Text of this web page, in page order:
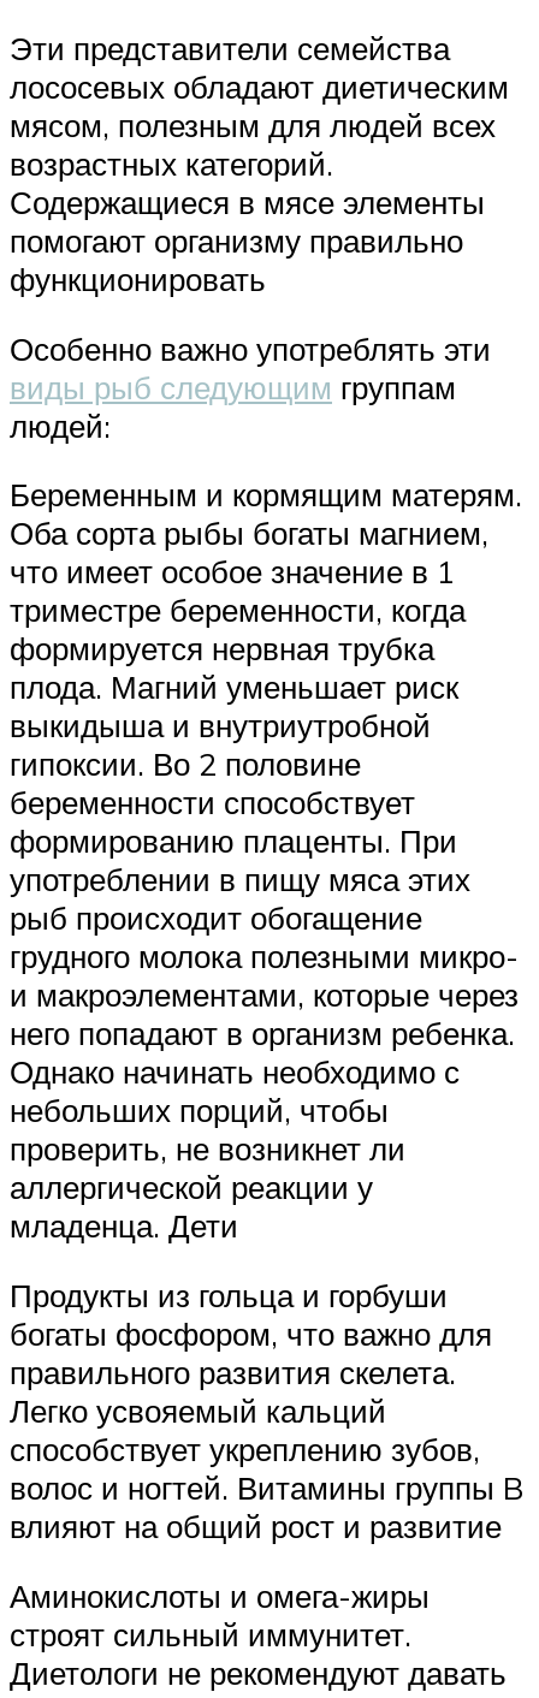
Эти представители семейства
лососевых обладают диетическим
мясом, полезным для людей всех
возрастных категорий.
Содержащиеся в мясе элементы
помогают организму правильно
функционировать
Особенно важно употреблять эти
виды рыб следующим группам
людей:
Беременным и кормящим матерям.
Оба сорта рыбы богаты магнием,
что имеет особое значение в 1
триместре беременности, когда
формируется нервная трубка
плода. Магний уменьшает риск
выкидыша и внутриутробной
гипоксии. Во 2 половине
беременности способствует
формированию плаценты. При
употреблении в пищу мяса этих
рыб происходит обогащение
грудного молока полезными микро-
и макроэлементами, которые через
него попадают в организм ребенка.
Однако начинать необходимо с
небольших порций, чтобы
проверить, не возникнет ли
аллергической реакции у
младенца. Дети
Продукты из гольца и горбуши
богаты фосфором, что важно для
правильного развития скелета.
Легко усвояемый кальций
способствует укреплению зубов,
волос и ногтей. Витамины группы B
влияют на общий рост и развитие
Аминокислоты и омега-жиры
строят сильный иммунитет.
Диетологи не рекомендуют давать